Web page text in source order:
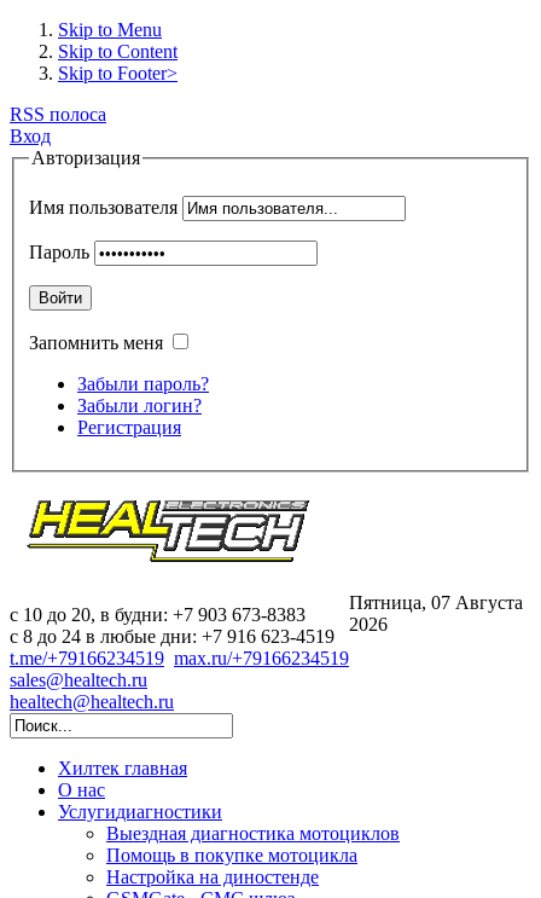
Skip to Menu
Skip to Content
Skip to Footer>
RSS полоса
Вход
Авторизация
Имя пользователя
Пароль
Войти
Запомнить меня
Забыли пароль?
Забыли логин?
Регистрация
c 10 до 20, в будни: +7 903 673-8383
с 8 до 24 в любые дни: +7 916 623-4519
t.me/+79166234519 max.ru/+79166234519
sales@healtech.ru
healtech@healtech.ru
Пятница, 07 Августа
2026
Хилтек главная
О нас
Услугидиагностики
Выездная диагностика мотоциклов
Помощь в покупке мотоцикла
Настройка на диностенде